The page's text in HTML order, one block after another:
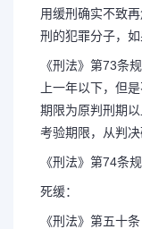
用缓刑确实不致
刑的犯罪分子，
《刑法》第73条
上一年以下，但
期限为原判刑期
考验期限，从判决
《刑法》第74条
死缓：
《刑法》第五十